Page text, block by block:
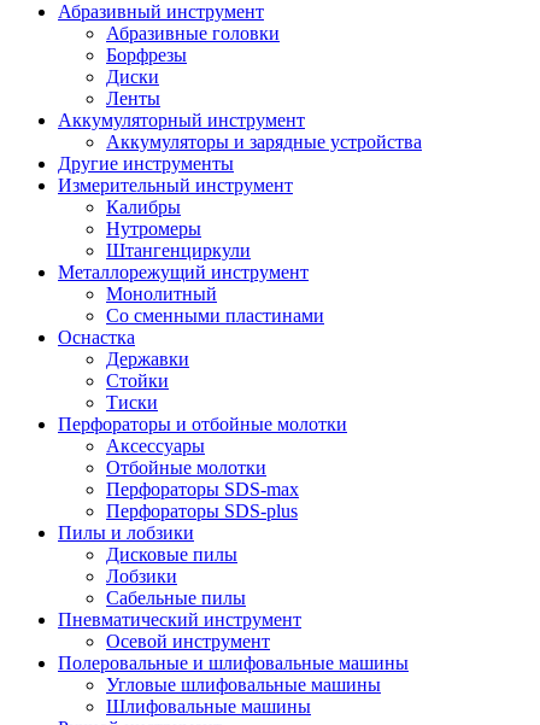
Абразивный инструмент
Абразивные головки
Борфрезы
Диски
Ленты
Аккумуляторный инструмент
Аккумуляторы и зарядные устройства
Другие инструменты
Измерительный инструмент
Калибры
Нутромеры
Штангенциркули
Металлорежущий инструмент
Монолитный
Со сменными пластинами
Оснастка
Державки
Стойки
Тиски
Перфораторы и отбойные молотки
Аксессуары
Отбойные молотки
Перфораторы SDS-max
Перфораторы SDS-plus
Пилы и лобзики
Дисковые пилы
Лобзики
Сабельные пилы
Пневматический инструмент
Осевой инструмент
Полеровальные и шлифовальные машины
Угловые шлифовальные машины
Шлифовальные машины